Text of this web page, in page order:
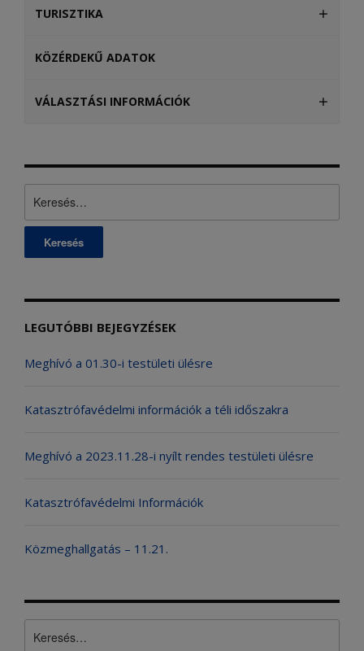
TURISZTIKA
KÖZÉRDEKŰ ADATOK
VÁLASZTÁSI INFORMÁCIÓK
LEGUTÓBBI BEJEGYZÉSEK
Meghívó a 01.30-i testületi ülésre
Katasztrófavédelmi információk a téli időszakra
Meghívó a 2023.11.28-i nyílt rendes testületi ülésre
Katasztrófavédelmi Információk
Közmeghallgatás – 11.21.